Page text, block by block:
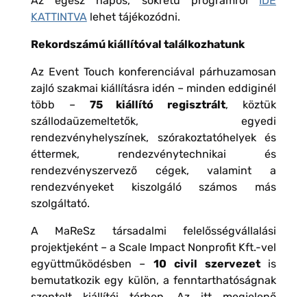
KATTINTVAlehet tájékozódni.
Rekordszámú kiállítóval találkozhatunk
Az Event Touch konferenciával párhuzamosan
zajló szakmai kiállításra idén – minden eddiginél
több – 75 kiállító regisztrált, köztük
szállodaüzemeltetők, egyedi
rendezvényhelyszínek, szórakoztatóhelyek és
éttermek, rendezvénytechnikai és
rendezvényszervező cégek, valamint a
rendezvényeket kiszolgáló számos más
szolgáltató.
A MaReSz társadalmi felelősségvállalási
projektjeként – a Scale Impact Nonprofit Kft.-vel
együttműködésben –10 civil szervezetis
bemutatkozik egy külön, a fenntarthatóságnak